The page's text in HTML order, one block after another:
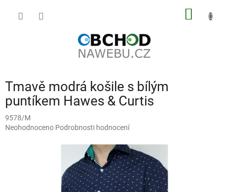
Tmavě modrá košile s bílým
puntíkem Hawes & Curtis
9578/M
Průměrné
Neohodnoceno Podrobnosti hodnocení